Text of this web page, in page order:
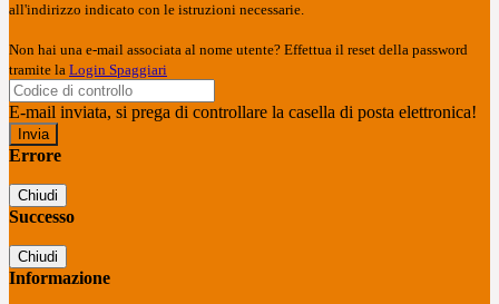
all'indirizzo indicato con le istruzioni necessarie.
Non hai una e-mail associata al nome utente? Effettua il reset della password
tramite la Login Spaggiari
E-mail inviata, si prega di controllare la casella di posta elettronica!
Errore
Chiudi
Successo
Chiudi
Informazione